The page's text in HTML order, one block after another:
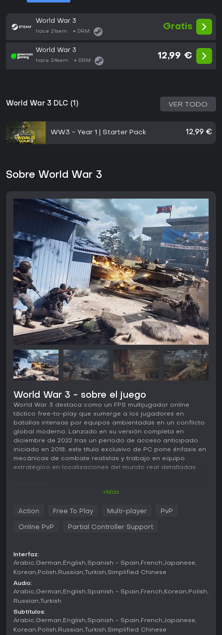
World War 3
hace 21sem DRM:
Gratis
World War 3
hace 24sem DRM:
12,99 €
World War 3 DLC (1) VER TODO
WW3 - Year 1 | Starter Pack 12,99 €
Sobre World War 3
World War 3 - sobre el juego
World War 3 destaca como un FPS multijugador online
táctico free-to-play que sumerge a los jugadores en
batallas intensas por equipos ambientadas en un conflicto
global moderno. Lanzado en su versión completa en
diciembre de 2022 tras un período de acceso anticipado
iniciado en 2018, este título exclusivo de PC pone énfasis en
mecánicas de combate realistas y trabajo en equipo
estratégico en localizaciones del mundo real detalladas.
superándolos en maniobras y potencia de fuego con una
combinación de tácticas de infantería, vehículos y
abarca armas, gadgets, drones y vehículos como tanques.
Un avanzado sistema de balística hace que los disparos se
comporten de forma realista, mientras que la conciencia
personaje en vista en primera persona. La física de
vehículos añade otra capa de realismo al manejo y las
maniobras. El combate se desarrolla en mapas inspirados
en lugares reales como Warsaw, Berlin, Moscow, Smolensk,
Polyarny, Gobi, DMZ, Tokyo e Istanbul, con geografías
detalladas que marcan la estrategia. Los equipos
+Más
Action Free To Play Multi-player PvP
Online PvP Partial Controller Support
Interfaz:
Arabic German English Spanish - Spain French Japanese
Korean Polish Russian Turkish Simplified Chinese
Audio:
Arabic German English Spanish - Spain French Korean Polish
Russian
Turkish
Subtítulos:
Arabic German English Spanish - Spain French Japanese
Korean Polish Russian Turkish Simplified Chinese